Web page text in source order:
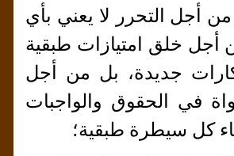
من أجل التحرر لا يعني بأي
أجل خلق امتيازات طبقية
جديدة، بل من أجل
في الحقوق والواجبات
كل سيطرة طبقية؛